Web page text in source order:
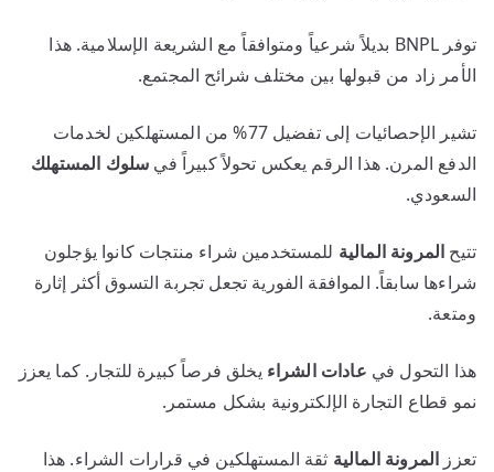
توفر BNPL بديلاً شرعياً ومتوافقاً مع الشريعة الإسلامية. هذا
الأمر زاد من قبولها بين مختلف شرائح المجتمع.
تشير الإحصائيات إلى تفضيل 77% من المستهلكين لخدمات
الدفع المرن. هذا الرقم يعكس تحولاً كبيراً في سلوك المستهلك
السعودي.
تتيح المرونة المالية للمستخدمين شراء منتجات كانوا يؤجلون
شراءها سابقاً. الموافقة الفورية تجعل تجربة التسوق أكثر إثارة
ومتعة.
هذا التحول في عادات الشراء يخلق فرصاً كبيرة للتجار. كما يعزز
نمو قطاع التجارة الإلكترونية بشكل مستمر.
تعزز المرونة المالية ثقة المستهلكين في قرارات الشراء. هذا